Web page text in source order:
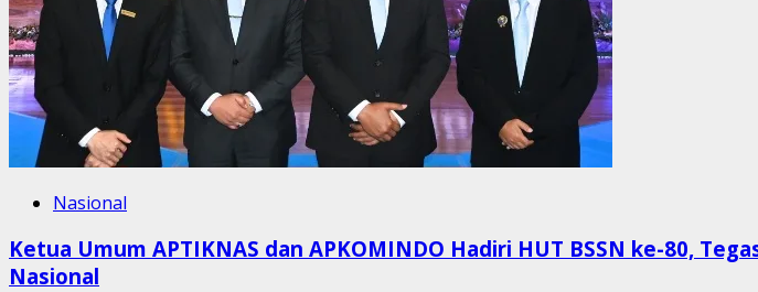
Nasional
Ketua Umum APTIKNAS dan APKOMINDO Hadiri HUT BSSN ke-80,
Nasional